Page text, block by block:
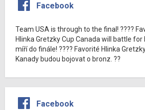
Facebook
Team USA is through to the final! ????
Hlinka Gretzky Cup Canada will battle for
míří do finále! ???? Favorité Hlinka
Kanady budou bojovat o bronz. ??
Facebook